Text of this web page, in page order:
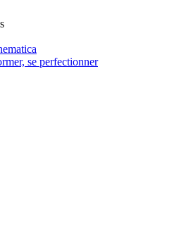
se perfectionner